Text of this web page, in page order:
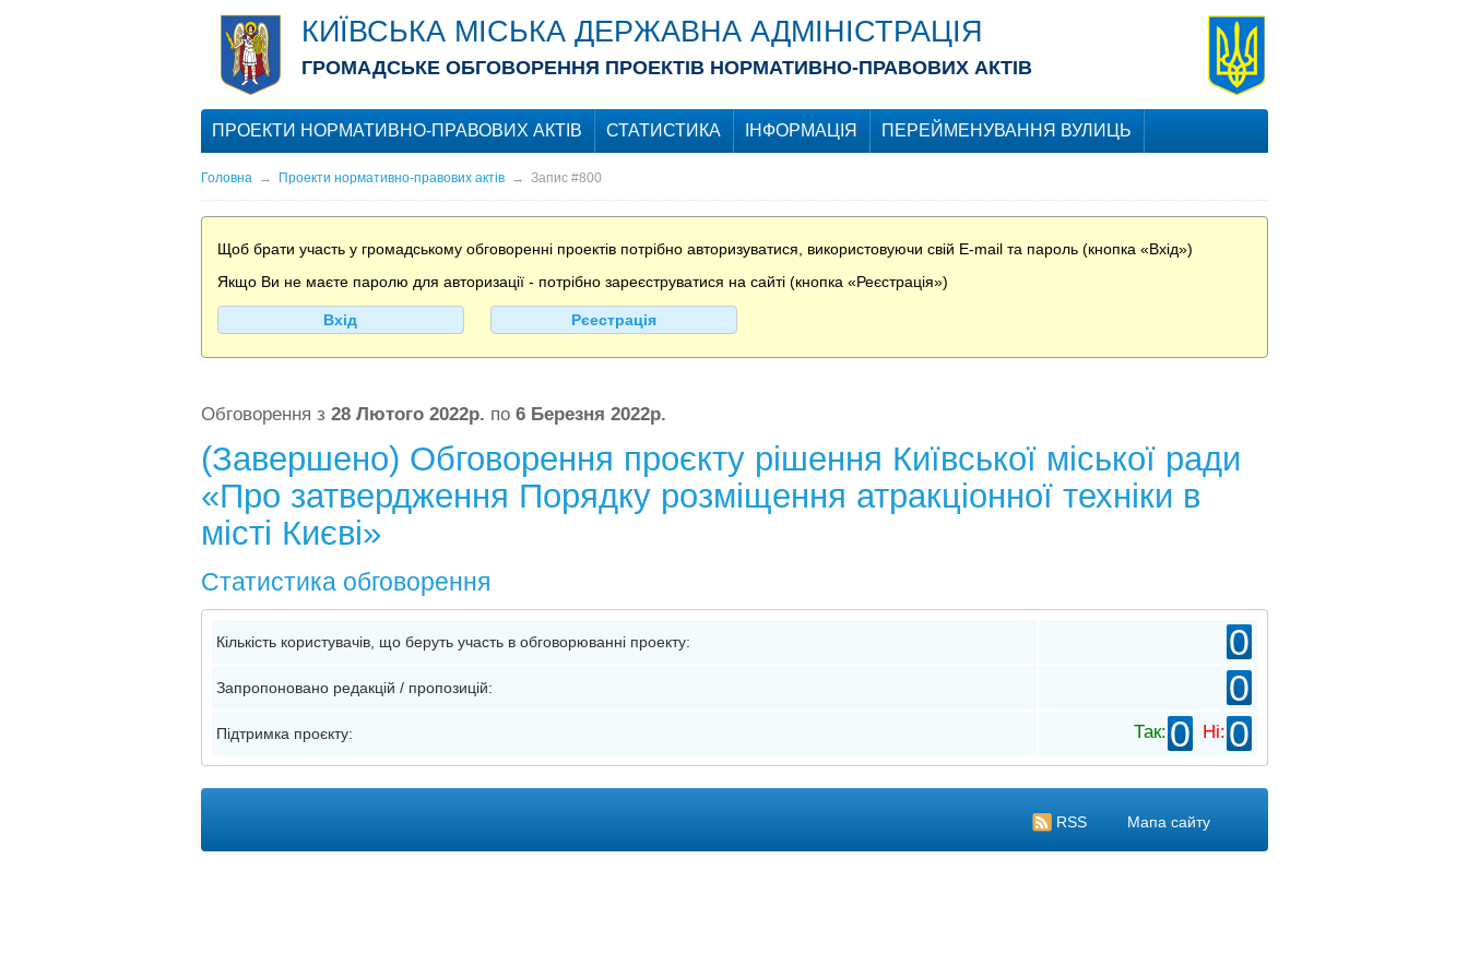
КИЇВСЬКА МІСЬКА ДЕРЖАВНА АДМІНІСТРАЦІЯ
ГРОМАДСЬКЕ ОБГОВОРЕННЯ ПРОЕКТІВ НОРМАТИВНО-ПРАВОВИХ АКТІВ
ПРОЕКТИ НОРМАТИВНО-ПРАВОВИХ АКТІВ СТАТИСТИКА ІНФОРМАЦІЯ ПЕРЕЙМЕНУВАННЯ ВУЛИЦЬ
Головна→ Проекти нормативно-правових актів→ Запис #800
Щоб брати участь у громадському обговоренні проектів потрібно авторизуватися, використовуючи свій E-mail та пароль (кнопка «Вхід»)
Якщо Ви не маєте паролю для авторизації - потрібно зареєструватися на сайті (кнопка «Реєстрація»)
Вхід Рєестрація
Обговорення з 28 Лютого 2022р. по 6 Березня 2022р.
(Завершено) Обговорення проєкту рішення Київської міської ради
«Про затвердження Порядку розміщення атракціонної техніки в
місті Києві»
Статистика обговорення
Кількість користувачів, що беруть участь в обговорюванні проекту: 0
Запропоновано редакцій / пропозицій: 0
Підтримка проєкту: Так:0 Ні:0
RSS Мапа сайту